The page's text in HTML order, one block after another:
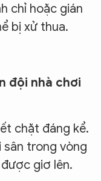
chỉ hoặc gián
bị xử thua.
đội nhà chơi
chặt đáng kể.
trong vòng
giơ lên.